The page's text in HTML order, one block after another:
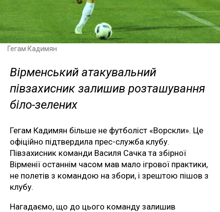
Гегам Кадимян
Вірменський атакувальний
півзахисник залишив розташування
біло-зелених
Гегам Кадимян більше не футболіст «Ворскли». Це
офіційно підтвердила прес-служба клубу.
Півзахисник команди Василя Сачка та збірної
Вірменії останнім часом мав мало ігрової практики,
не полетів з командою на збори, і зрештою пішов з
клубу.
Нагадаємо, що до цього команду залишив